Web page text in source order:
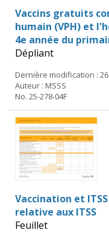
Vaccins gratuits
humain (VPH) et
4e année du
Dépliant
Dernière modification :
Auteur : MSSS
No. 25-278-04F
Vaccination et
relative aux ITSS
Feuillet